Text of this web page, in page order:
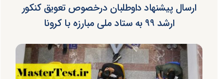
ارسال پیشنهاد داوطلبان درخصوص تعویق کنکور
ارشد ۹۹ به ستاد ملی مبارزه با کرونا